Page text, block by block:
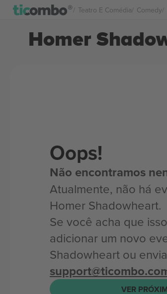
Teatro E Comédia Comedy
Homer
Oops!
Não encontramos
Atualmente, não há
Homer Shadowheart.
Se você acha que
adicionar um novo
Shadowheart ou
VER